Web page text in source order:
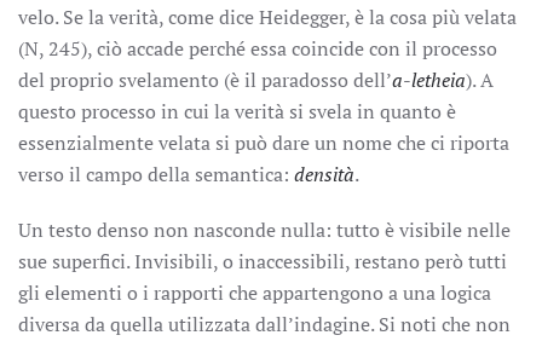
velo. Se la verità, come dice Heidegger, è la cosa più velata
(N, 245), ciò accade perché essa coincide con il processo
del proprio svelamento (è il paradosso dell’a-letheia). A
questo processo in cui la verità si svela in quanto è
essenzialmente velata si può dare un nome che ci riporta
verso il campo della semantica: densità.
Un testo denso non nasconde nulla: tutto è visibile nelle
sue superfici. Invisibili, o inaccessibili, restano però tutti
gli elementi o i rapporti che appartengono a una logica
diversa da quella utilizzata dall’indagine. Si noti che non